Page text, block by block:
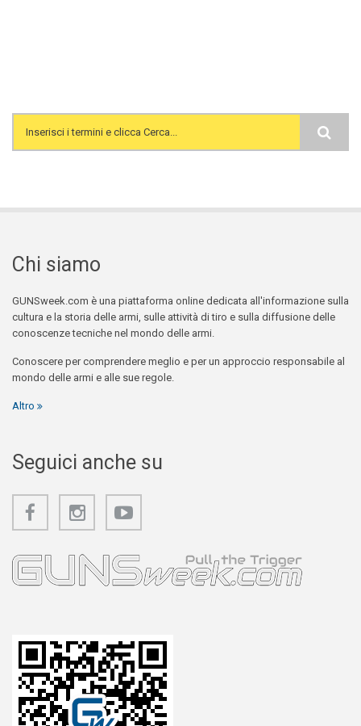
Search form
Chi siamo
GUNSweek.com è una piattaforma online dedicata all'informazione sulla
cultura e la storia delle armi, sulle attività di tiro e sulla diffusione delle
conoscenze tecniche nel mondo delle armi.
Conoscere per comprendere meglio e per un approccio responsabile al
mondo delle armi e alle sue regole.
Altro
Seguici anche su